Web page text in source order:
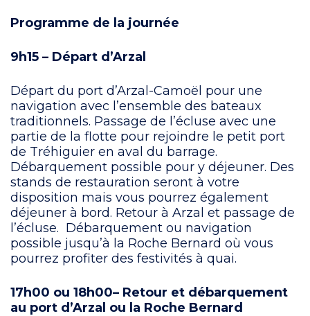
Programme de la journée
9h15 – Départ d’Arzal
Départ du port d’Arzal-Camoël pour une
navigation avec l’ensemble des bateaux
traditionnels. Passage de l’écluse avec une
partie de la flotte pour rejoindre le petit port
de Tréhiguier en aval du barrage.
Débarquement possible pour y déjeuner. Des
stands de restauration seront à votre
disposition mais vous pourrez également
déjeuner à bord. Retour à Arzal et passage de
l’écluse. Débarquement ou navigation
possible jusqu’à la Roche Bernard où vous
pourrez profiter des festivités à quai.
17h00 ou 18h00– Retour et débarquement
au port d’Arzal ou la Roche Bernard